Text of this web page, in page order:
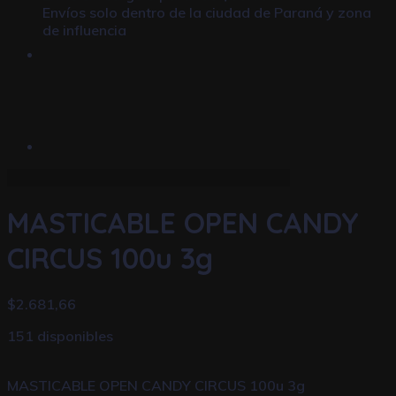
Envíos solo dentro de la ciudad de Paraná y zona
de influencia
MASTICABLE OPEN CANDY
CIRCUS 100u 3g
$2.681,66
151 disponibles
MASTICABLE OPEN CANDY CIRCUS 100u 3g